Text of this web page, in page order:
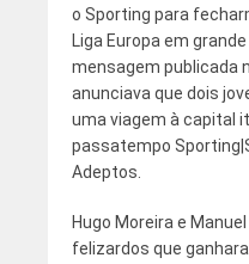
o Sporting para
Liga Europa em
mensagem publicada
anunciava que dois
uma viagem à capital
passatempo
Adeptos.
Hugo Moreira e
felizardos que